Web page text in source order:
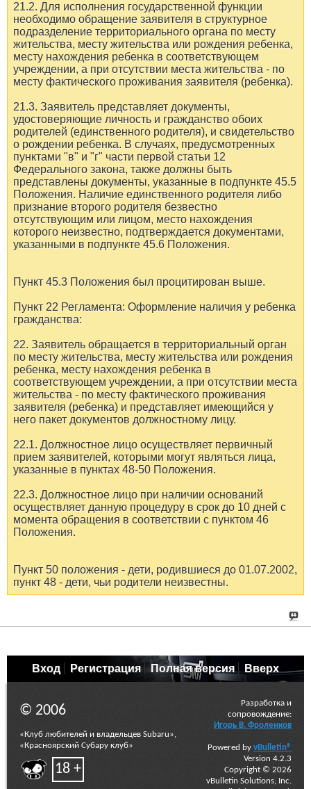
21.2. Для исполнения государственной функции
необходимо обращение заявителя в структурное
подразделение территориального органа по месту
жительства, месту жительства или рождения ребенка,
месту нахождения ребенка в соответствующем
учреждении, а при отсутствии места жительства - по
месту фактического проживания заявителя (ребенка).
21.3. Заявитель представляет документы,
удостоверяющие личность и гражданство обоих
родителей (единственного родителя), и свидетельство
о рождении ребенка. В случаях, предусмотренных
пунктами "в" и "г" части первой статьи 12
Федерального закона, также должны быть
представлены документы, указанные в подпункте 45.5
Положения. Наличие единственного родителя либо
признание второго родителя безвестно
отсутствующим или лицом, место нахождения
которого неизвестно, подтверждается документами,
указанными в подпункте 45.6 Положения.
Пункт 45.3 Положения был процитирован выше.
Пункт 22 Регламента: Оформление наличия у ребенка
гражданства:
22. Заявитель обращается в территориальный орган
по месту жительства, месту жительства или рождения
ребенка, месту нахождения ребенка в
соответствующем учреждении, а при отсутствии места
жительства - по месту фактического проживания
заявителя (ребенка) и представляет имеющийся у
него пакет документов должностному лицу.
22.1. Должностное лицо осуществляет первичный
прием заявителей, которыми могут являться лица,
указанные в пунктах 48-50 Положения.
22.3. Должностное лицо при наличии оснований
осуществляет данную процедуру в срок до 10 дней с
момента обращения в соответствии с пунктом 46
Положения.
Пункт 50 положения - дети, родившиеся до 01.07.2002,
пункт 48 - дети, чьи родители неизвестны.
Вход Регистрация Полная версия Вверх
© 2006
«Клуб любителей и владельцев Subaru»,
«Красноярский Субару клуб»
18 +
Разработка и
сопровождение:
Игорь В. Фроленков
Powered by vBulletin®
Version 4.2.3
Copyright © 2026
vBulletin Solutions, Inc.